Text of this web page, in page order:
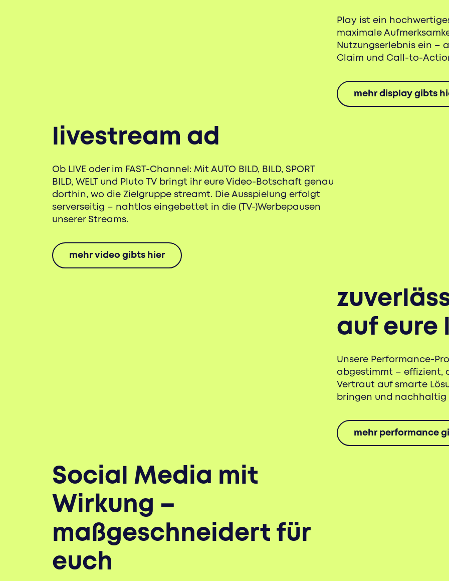
Play ist ein
maximale
Nutzungserlebnis ein –
Claim und Call-to-
mehr display gibts
livestream ad
Ob LIVE oder im FAST-Channel: Mit AUTO BILD, BILD, SPORT
BILD, WELT und Pluto TV bringt ihr eure Video-Botschaft genau
dorthin, wo die Zielgruppe streamt. Die Ausspielung erfolgt
serverseitig – nahtlos eingebettet in die (TV-)Werbepausen
unserer Streams.
mehr video gibts hier
auf eure
Unsere Performance-
abgestimmt – effizient,
Vertraut auf smarte
bringen und nachhaltig
mehr performance
Social Media mit
Wirkung –
maßgeschneidert für
euch